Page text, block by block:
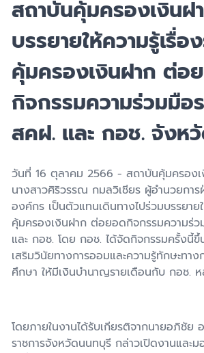
สถาบันคุ้มครองเงินฝ
บรรยายให้ความรู้เรื่อ
คุ้มครองเงินฝาก ต่อ
กิจกรรมความร่วมมือ
สคฝ. และ กอช. จังห
วันที่ 16 ตุลาคม 2566 - สถาบันคุ้มครอง
นางสาวศิริวรรณ กมลวิเชียร ผู้อำนวยกา
องค์กร เป็นตัวแทนเดินทางไปร่วมบรรยาย
คุ้มครองเงินฝาก ต่อยอดกิจกรรมความร่ว
และ กอช. โดย กอช. ได้จัดกิจกรรมครั้งนี้
เสริมวินัยทางการออมและความรู้ทักษะทาง
ศึกษา ให้มีเงินบำนาญรายเดือนกับ กอช.
โดยภายในงานได้รับเกียรติจากนายอภิชัย
ราชการจังหวัดนนทบุรี กล่าวเปิดงานและม